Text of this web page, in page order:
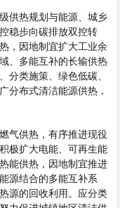
供热规划与能源、城乡
稳步向碳排放双控转
，因地制宜扩大工业余
、多能互补的长输供热
分类施策、绿色低碳、
分布式清洁能源供热，
气供热，有序推进现役
极扩大电能、可再生能
能供热，因地制宜推进
源结合的多能互补系
源的回收利用。应分类